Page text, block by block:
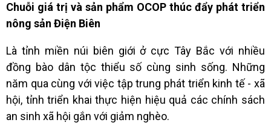
Chuỗi giá trị và sản phẩm OCOP thúc đẩy phát triển
nông sản Điện Biên
Là tỉnh miền núi biên giới ở cực Tây Bắc với nhiều
đồng bào dân tộc thiểu số cùng sinh sống. Những
năm qua cùng với việc tập trung phát triển kinh tế - xã
hội, tỉnh triển khai thực hiện hiệu quả các chính sách
an sinh xã hội gắn với giảm nghèo.